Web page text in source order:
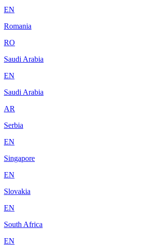
EN
Romania
RO
Saudi Arabia
EN
Saudi Arabia
AR
Serbia
EN
Singapore
EN
Slovakia
EN
South Africa
EN